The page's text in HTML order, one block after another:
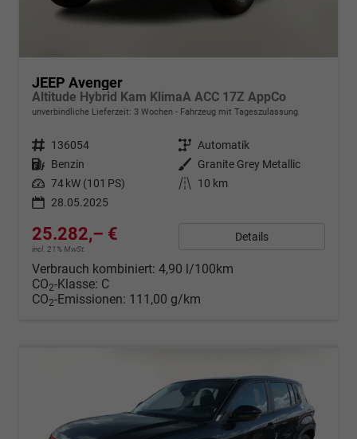
JEEP Avenger
Altitude Hybrid Kam KlimaA ACC 17Z AppCo
unverbindliche Lieferzeit: 3 Wochen Fahrzeug mit Tageszulassung
Fahrzeugnr. 136054 Getriebe Automatik
Kraftstoff Benzin Außenfarbe Granite Grey Metallic
Leistung 74 kW (101 PS) Kilometerstand
10 km
28.05.2025
25.282,– €
incl. 21% MwSt.
Details
Verbrauch kombiniert: 4,90 l/100km
CO2-Klasse: C
CO2-Emissionen: 111,00 g/km